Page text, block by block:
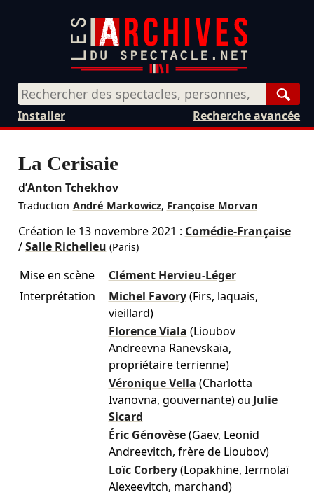
Recherche avancée
Installer
La Cerisaie
d’Anton Tchekhov
Traduction André Markowicz, Françoise Morvan
Création le 13 novembre 2021 : Comédie-Française
/Salle Richelieu (Paris)
Mise en scène
Clément Hervieu-Léger
Interprétation
Michel Favory (Firs, laquais,
vieillard)
Florence Viala (Lioubov
Andreevna Ranevskaïa,
propriétaire terrienne)
Véronique Vella (Charlotta
Ivanovna, gouvernante) ou Julie
Sicard
Éric Génovèse (Gaev, Leonid
Andreevitch, frère de Lioubov)
Loïc Corbery (Lopakhine, Iermolaï
Alexeevitch, marchand)